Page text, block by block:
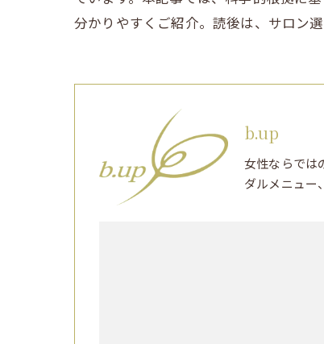
分かりやすくご紹介。読後は、サロン
b.up
女性ならでは
ダルメニュー